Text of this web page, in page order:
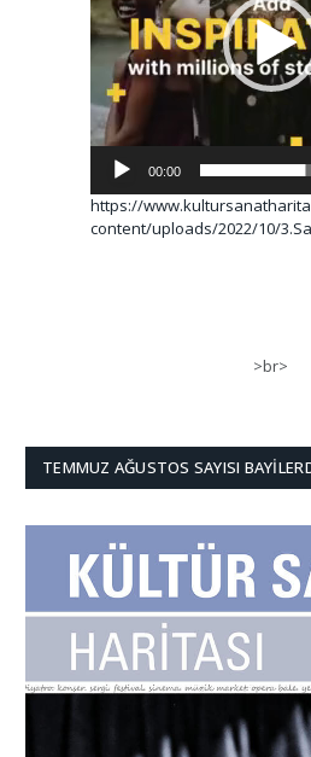
00:00
https://
content/uploads/2022/10/
>br>
TEMMUZ AĞUSTOS SAYISI